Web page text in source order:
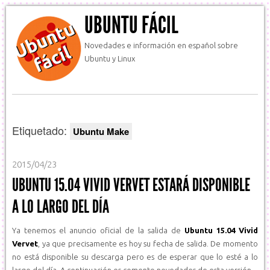
UBUNTU FÁCIL
Novedades e información en español sobre
Ubuntu y Linux
Etiquetado: Ubuntu Make
2015/04/23
UBUNTU 15.04 VIVID VERVET ESTARÁ DISPONIBLE
A LO LARGO DEL DÍA
Ya tenemos el anuncio oficial de la salida de Ubuntu 15.04 Vivid
Vervet , ya que precisamente es hoy su fecha de salida. De momento
no está disponible su descarga pero es de esperar que lo esté a lo